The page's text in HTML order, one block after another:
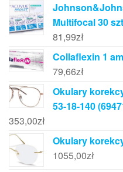
Multifocal 30
81,99zł
Collaflexin 1
79,66zł
Okulary
53-18-140
353,00zł
Okulary
1055,00zł